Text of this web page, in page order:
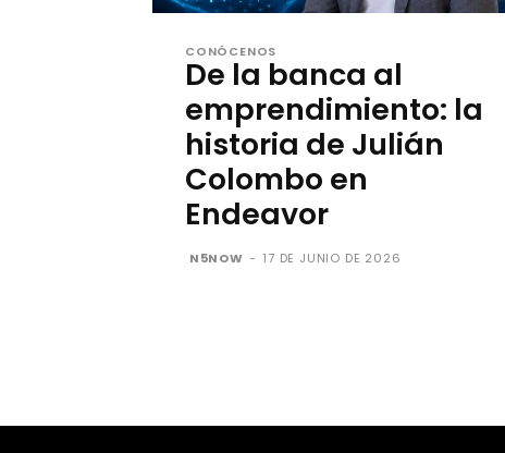
CONÓCENOS
De la banca al
emprendimiento: la
historia de Julián
Colombo en
Endeavor
N5NOW - 17 DE JUNIO DE 2026